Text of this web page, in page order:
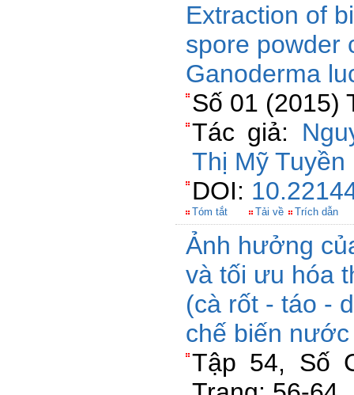
Extraction of
spore powder
Ganoderma
Số 01 (2015)
Tác giả:
Thị Mỹ Tuyền
DOI:
Tóm tắt Tải về Trích dẫn
Ảnh hưởng
và tối ưu hóa
(cà rốt - táo -
chế biến
Tập 54, Số